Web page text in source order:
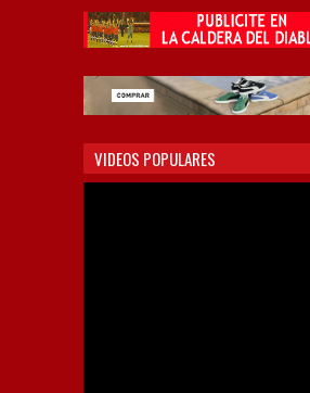
VIDEOS POPULARES